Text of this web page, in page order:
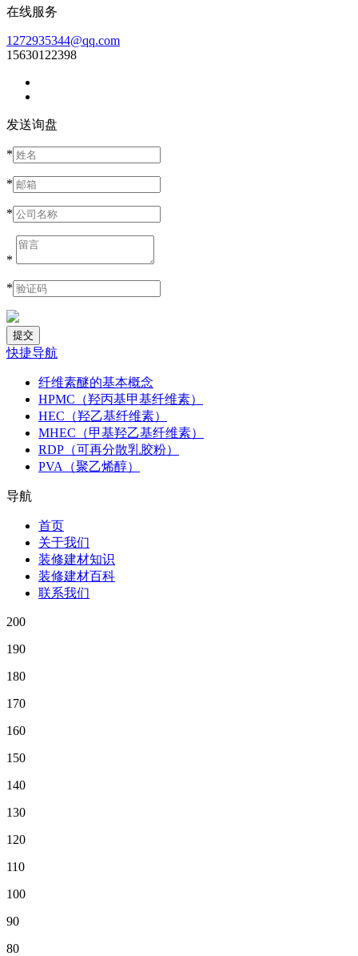
在线服务
1272935344@qq.com
15630122398
发送询盘
*
*
*
*
*
快捷导航
纤维素醚的基本概念
HPMC（羟丙基甲基纤维素）
HEC（羟乙基纤维素）
MHEC（甲基羟乙基纤维素）
RDP（可再分散乳胶粉）
PVA（聚乙烯醇）
导航
首页
关于我们
装修建材知识
装修建材百科
联系我们
200
190
180
170
160
150
140
130
120
110
100
90
80